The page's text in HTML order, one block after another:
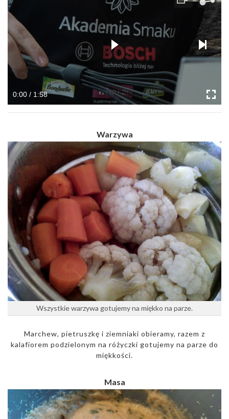
0:00 / 1:58
Warzywa
Wszystkie warzywa gotujemy na miękko na parze.
Marchew, pietruszkę i ziemniaki obieramy, razem z
kalafiorem podzielonym na różyczki gotujemy na parze do
miękkości.
Masa